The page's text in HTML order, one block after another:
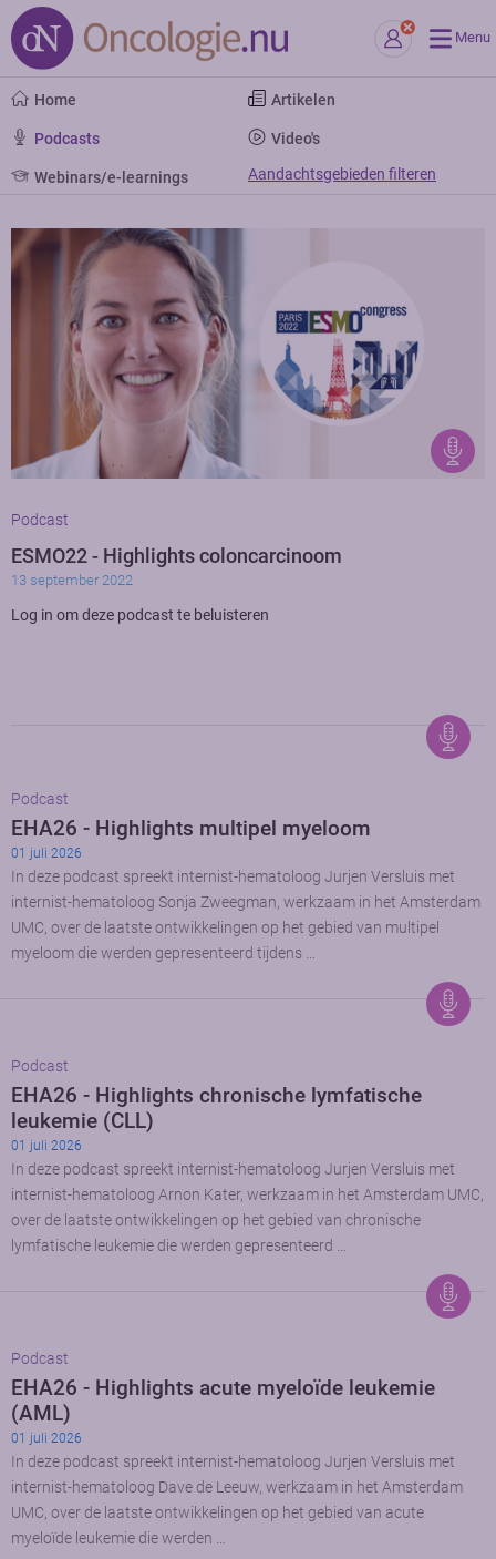
Menu
Home Artikelen
Podcasts Video's
Webinars/e-learnings Aandachtsgebieden filteren
Podcast
ESMO22 - Highlights coloncarcinoom
13 september 2022
Log in om deze podcast te beluisteren
Podcast
EHA26 - Highlights multipel myeloom
01 juli 2026
In deze podcast spreekt internist-hematoloog Jurjen Versluis met
internist-hematoloog Sonja Zweegman, werkzaam in het Amsterdam
UMC, over de laatste ontwikkelingen op het gebied van multipel
myeloom die werden gepresenteerd tijdens …
Podcast
EHA26 - Highlights chronische lymfatische
leukemie (CLL)
01 juli 2026
In deze podcast spreekt internist-hematoloog Jurjen Versluis met
internist-hematoloog Arnon Kater, werkzaam in het Amsterdam UMC,
over de laatste ontwikkelingen op het gebied van chronische
lymfatische leukemie die werden gepresenteerd …
Podcast
EHA26 - Highlights acute myeloïde leukemie
(AML)
01 juli 2026
In deze podcast spreekt internist-hematoloog Jurjen Versluis met
internist-hematoloog Dave de Leeuw, werkzaam in het Amsterdam
UMC, over de laatste ontwikkelingen op het gebied van acute
myeloïde leukemie die werden …